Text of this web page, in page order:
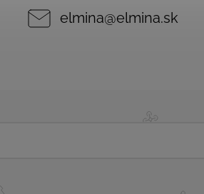
elmina@elmina.sk